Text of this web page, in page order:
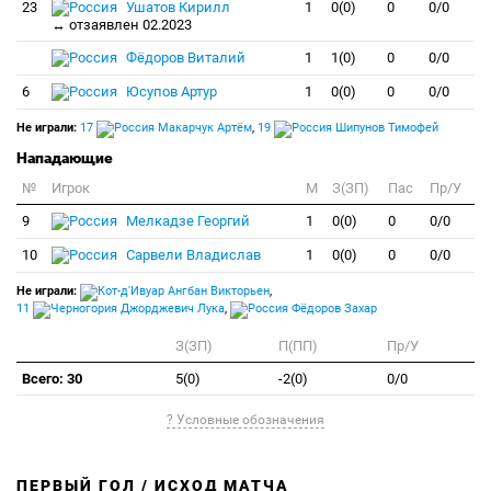
23
Ушатов Кирилл
↔ отзаявлен 02.2023
1 0(0) 0 0/0
Фёдоров Виталий 1 1(0) 0 0/0
6 Юсупов Артур 1 0(0) 0 0/0
Не играли: 17 Макарчук Артём, 19 Шипунов Тимофей
Нападающие
№ Игрок M З(ЗП) Пас
Пр/У
9
Мелкадзе Георгий 1 0(0) 0 0/0
10 Сарвели Владислав 1 0(0) 0 0/0
Не играли: Ангбан Викторьен,
11
Джорджевич Лука, Фёдоров Захар
З(ЗП) П(ПП)
Пр/У
Всего: 30
5(0) -2(0) 0/0
? Условные обозначения
ПЕРВЫЙ ГОЛ / ИСХОД МАТЧА